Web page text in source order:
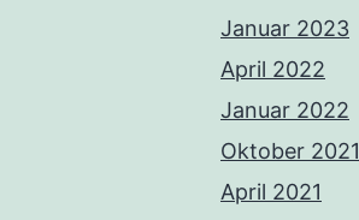
Januar 2023
April 2022
Januar 2022
Oktober 2021
April 2021